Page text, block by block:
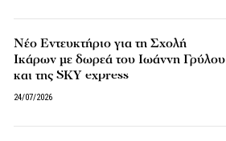
Νέο Εντευκτήριο για τη Σχολή
Ικάρων με δωρεά του Ιωάννη Γρύλου
και της SKY express
24/07/2026